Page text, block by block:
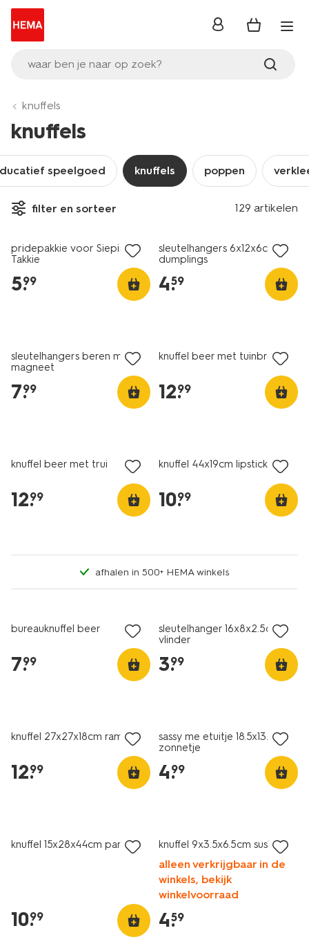
waar ben je naar op zoek?
inloggen
knuffels
knuffels
speelgoed knuffels poppen
filter en sorteer 129 artikelen
nieuw
pridepakkie voor Siepie en
Takkie
5.
99
sleutelhangers 6x12x6cm
dumplings
4.
59
sleutelhangers beren met
magneet
7.
99
knuffel beer met tuinbroek
12.
99
knuffel beer met trui
12.
99
knuffel 44x19cm lipstick
10.
99
afhalen in 500+ HEMA winkels
bureauknuffel beer
7.
99
sleutelhanger 16x8x2.5cm
vlinder
3.
99
knuffel 27x27x18cm ramen
12.
99
sassy me etuitje 18.5x13.5cm
zonnetje
4.
99
knuffel 15x28x44cm parfum
10.
99
knuffel 9x3.5x6.5cm sushi
alleen verkrijgbaar in de
winkels, bekijk
winkelvoorraad
4.
59